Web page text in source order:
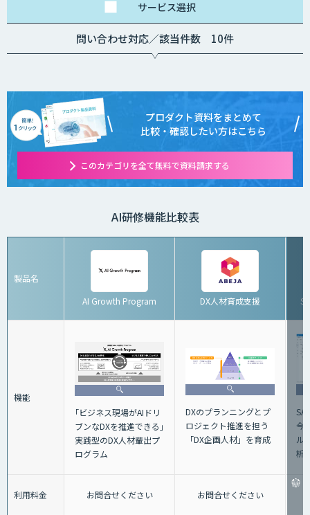
サービス選択
問い合わせ対応／該当件数 10件
プロダクト資料をまとめて
比較・確認したい方はこちら
このカテゴリを全て無料で資料請求する
AI研修機能比較表
製品名
AI Growth Program
DX人材育成支援
機能
｢ビジネス現場がAIドリ
ブンなDXを推進できる｣
実践型のDX人材輩出プ
ログラム
DXのプランニングとプ
ロジェクト推進を担う
「DX企画人材」を育成
今
ル
析
利用料金 お問合せください お問合せください